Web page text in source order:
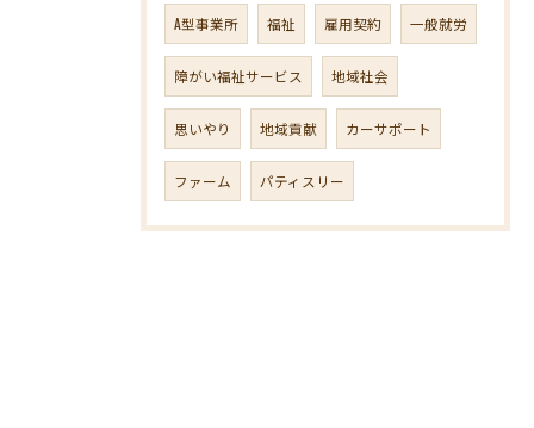
A型事業所 福祉 雇用契約 一般就労
障がい福祉サービス 地域社会
思いやり 地域貢献 カーサポート
ファーム パティスリー